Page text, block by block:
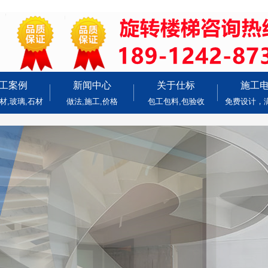
案例
,玻璃,石材
新闻中心
做法,施工,价格
关于仕标
包工包料,包验收
施工
免费设计，